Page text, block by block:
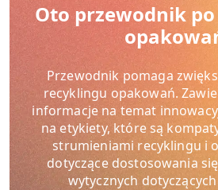
Oto przewodnik
Przewodnik pomaga
recyklingu opakowań.
informacje na temat
na etykiety, które są
strumieniami recyklingu i
dotyczące dostosowania
wytycznych